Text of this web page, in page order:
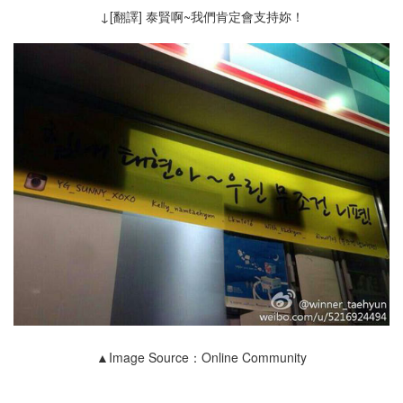
↓[翻譯] 泰賢啊~我們肯定會支持妳！
▲Image Source：Online Community